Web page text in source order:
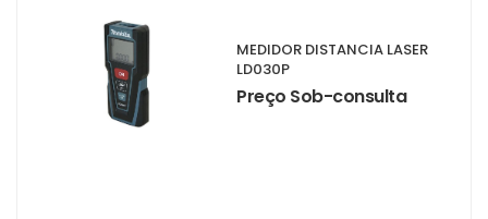
MEDIDOR DISTANCIA LASER
LD030P
Preço Sob-consulta